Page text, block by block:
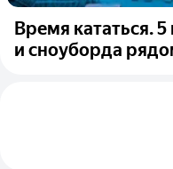
Время кататься.
и сноуборда